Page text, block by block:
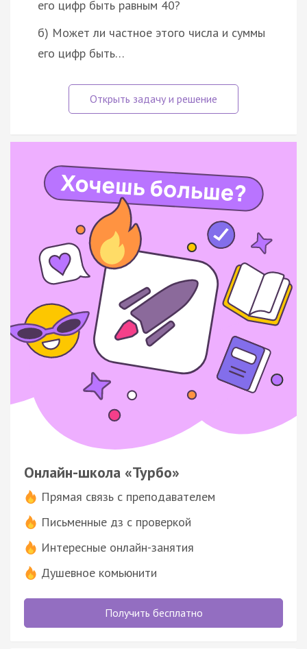
его цифр быть равным 40?
б) Может ли частное этого числа и суммы
его цифр быть…
Онлайн-школа «Турбо»
Прямая связь с преподавателем
Письменные дз с проверкой
Интересные онлайн-занятия
Душевное комьюнити
Получить бесплатно